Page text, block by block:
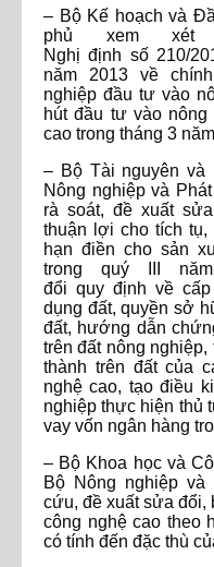
– Bộ Kế hoạch và
phủ xem
Nghị định số 210/
năm 2013 về
nghiệp đầu tư vào
hút đầu tư vào
cao trong tháng 3
– Bộ Tài nguyên
Nông nghiệp và
rà soát, đề xuất
thuận lợi cho tích tụ,
hạn điền cho sản
trong quý III
đổi quy định về
dụng đất, quyền sở
đất, hướng dẫn
trên đất nông
thành trên đất của
nghệ cao, tạo điều
nghiệp thực hiện thủ
vay vốn ngân hàng
– Bộ Khoa học và
Bộ Nông nghiệp và
cứu, đề xuất sửa đổi,
công nghệ cao theo
có tính đến đặc thù